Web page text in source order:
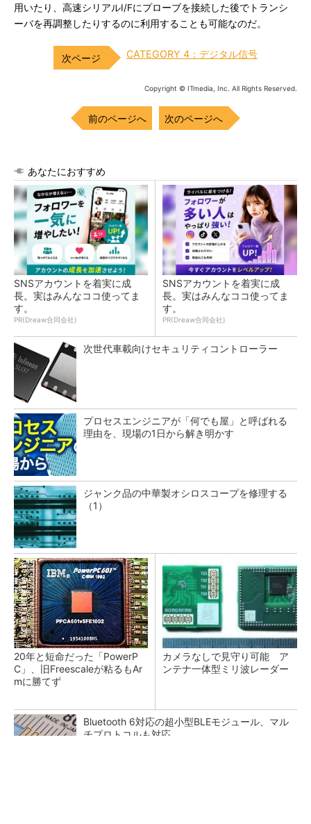
用いたり、高速シリアルI/Fにプローブを接続した後でトランシ
ーバを再調整したりするのに利用することも可能なのだ。
CATEGORY 4：デジタル信号
Copyright © ITmedia, Inc. All Rights Reserved.
前のページへ 次のページへ
あなたにおすすめ
SNSアカウントを着実に成
長。実はみんなココ使ってま
す。
PR(Dreaw合同会社)
SNSアカウントを着実に成
長。実はみんなココ使ってま
す。
PR(Dreaw合同会社)
次世代車載向けセキュリティコントローラー
プロセスエンジニアが「何でも屋」と呼ばれる
理由を、現場の1日から解き明かす
ジャンク品の中華製オシロスコープを修理する
（1）
20年と短命だった「PowerP
C」、旧Freescaleが粘るもAr
mに勝てず
カメラなしで見守り可能 ア
ンテナ一体型ミリ波レーダー
Bluetooth 6対応の超小型BLEモジュール、マル
チプロトコルも対応